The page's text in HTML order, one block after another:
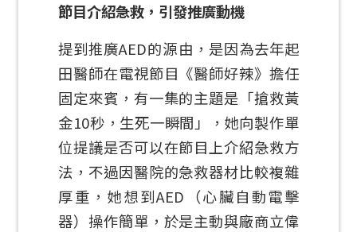
節目介紹急救，引發推廣動機
提到推廣AED的源由，是因為去年起
田醫師在電視節目《醫師好辣》擔任
固定來賓，有一集的主題是「搶救黃
金10秒，生死一瞬間」，她向製作單
位提議是否可以在節目上介紹急救方
法，不過因醫院的急救器材比較複雜
厚重，她想到AED（心臟自動電擊
器）操作簡單，於是主動與廠商立偉